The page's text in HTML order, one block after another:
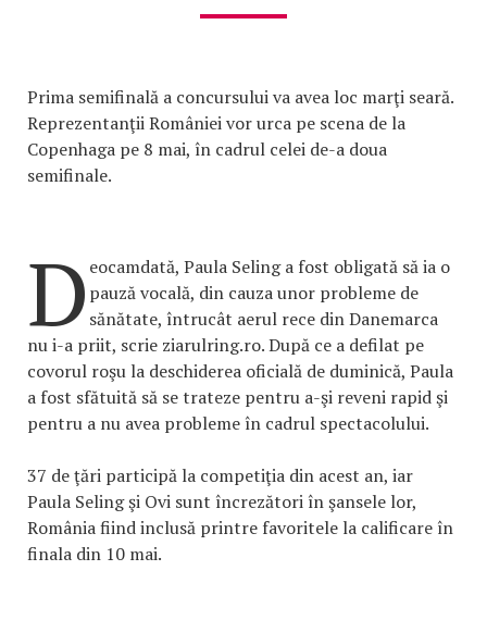
Prima semifinală a concursului va avea loc marţi seară.
Reprezentanţii României vor urca pe scena de la
Copenhaga pe 8 mai, în cadrul celei de-a doua
semifinale.
D eocamdată, Paula Seling a fost obligată să ia o
pauză vocală, din cauza unor probleme de
sănătate, întrucât aerul rece din Danemarca
nu i-a priit, scrie ziarulring.ro. După ce a defilat pe
covorul roşu la deschiderea oficială de duminică, Paula
a fost sfătuită să se trateze pentru a-şi reveni rapid şi
pentru a nu avea probleme în cadrul spectacolului.
37 de ţări participă la competiţia din acest an, iar
Paula Seling şi Ovi sunt încrezători în şansele lor,
România fiind inclusă printre favoritele la calificare în
finala din 10 mai.